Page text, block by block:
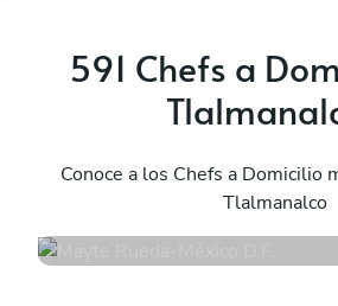
591 Chefs a
Conoce a los Chefs a Domicilio
Tlalmanalco
México D.F.
13 servicios